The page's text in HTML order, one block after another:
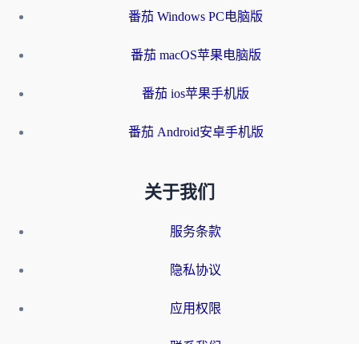
番茄 Windows PC电脑版
番茄 macOS苹果电脑版
番茄 ios苹果手机版
番茄 Android安卓手机版
关于我们
服务条款
隐私协议
应用权限